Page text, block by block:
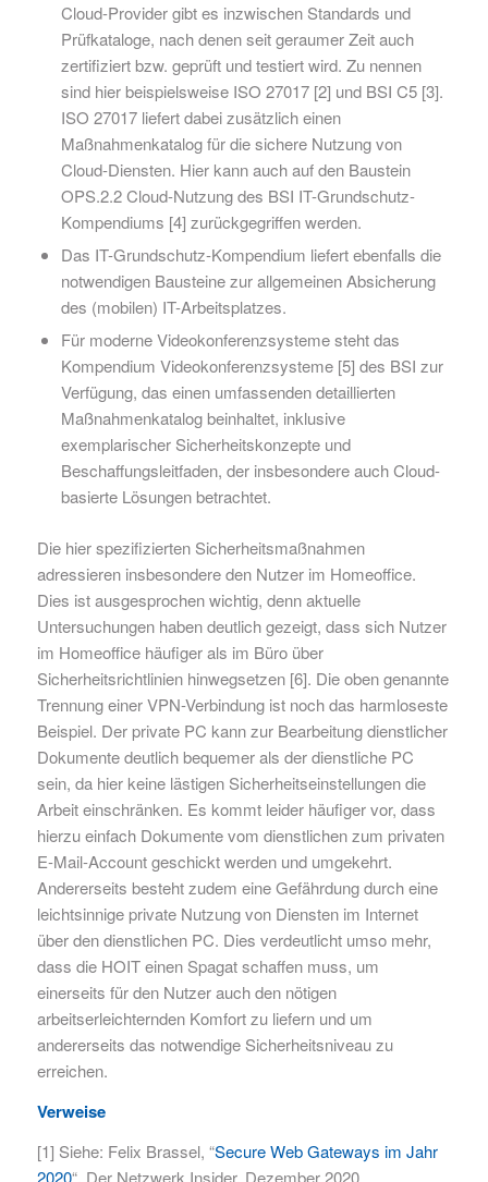
Cloud-Provider gibt es inzwischen Standards und
Prüfkataloge, nach denen seit geraumer Zeit auch
zertifiziert bzw. geprüft und testiert wird. Zu nennen
sind hier beispielsweise ISO 27017 [2] und BSI C5 [3].
ISO 27017 liefert dabei zusätzlich einen
Maßnahmenkatalog für die sichere Nutzung von
Cloud-Diensten. Hier kann auch auf den Baustein
OPS.2.2 Cloud-Nutzung des BSI IT-Grundschutz-
Kompendiums [4] zurückgegriffen werden.
Das IT-Grundschutz-Kompendium liefert ebenfalls die
notwendigen Bausteine zur allgemeinen Absicherung
des (mobilen) IT-Arbeitsplatzes.
Für moderne Videokonferenzsysteme steht das
Kompendium Videokonferenzsysteme [5] des BSI zur
Verfügung, das einen umfassenden detaillierten
Maßnahmenkatalog beinhaltet, inklusive
exemplarischer Sicherheitskonzepte und
Beschaffungsleitfaden, der insbesondere auch Cloud-
basierte Lösungen betrachtet.
Die hier spezifizierten Sicherheitsmaßnahmen
adressieren insbesondere den Nutzer im Homeoffice.
Dies ist ausgesprochen wichtig, denn aktuelle
Untersuchungen haben deutlich gezeigt, dass sich Nutzer
im Homeoffice häufiger als im Büro über
Sicherheitsrichtlinien hinwegsetzen [6]. Die oben genannte
Trennung einer VPN-Verbindung ist noch das harmloseste
Beispiel. Der private PC kann zur Bearbeitung dienstlicher
Dokumente deutlich bequemer als der dienstliche PC
sein, da hier keine lästigen Sicherheitseinstellungen die
Arbeit einschränken. Es kommt leider häufiger vor, dass
hierzu einfach Dokumente vom dienstlichen zum privaten
E-Mail-Account geschickt werden und umgekehrt.
Andererseits besteht zudem eine Gefährdung durch eine
leichtsinnige private Nutzung von Diensten im Internet
über den dienstlichen PC. Dies verdeutlicht umso mehr,
dass die HOIT einen Spagat schaffen muss, um
einerseits für den Nutzer auch den nötigen
arbeitserleichternden Komfort zu liefern und um
andererseits das notwendige Sicherheitsniveau zu
erreichen.
Verweise
[1] Siehe: Felix Brassel, “Secure Web Gateways im Jahr
2020“, Der Netzwerk Insider, Dezember 2020